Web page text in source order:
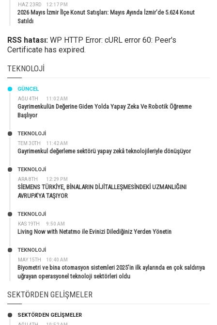
HAZ 23RD 12:17 PM
2026 Mayıs İzmir İlçe Konut Satışları: Mayıs Ayında İzmir’de 5.624 Konut
Satıldı
RSS hatası: WP HTTP Error: cURL error 60: Peer's
Certificate has expired.
TEKNOLOJI
AĞU 4TH 11:02 AM
GÜNCEL
Gayrimenkulün Değerine Giden Yolda Yapay Zeka Ve Robotik Öğrenme
Başlıyor
TEM 30TH 11:42 AM
TEKNOLOJİ
Gayrimenkul değerleme sektörü yapay zekâ teknolojileriyle dönüşüyor
ARA 8TH 12:29 PM
TEKNOLOJİ
SİEMENS TÜRKİYE, BİNALARIN DİJİTALLEŞMESİNDEKİ UZMANLIĞINI
AVRUPA’YA TAŞIYOR
KAS 19TH 9:50 AM
TEKNOLOJİ
Living Now with Netatmo ile Evinizi Dilediğiniz Yerden Yönetin
MAY 15TH 10:40 AM
TEKNOLOJİ
Biyometri ve bina otomasyon sistemleri 2025’in ilk aylarında en çok saldırıya
uğrayan operasyonel teknoloji sektörleri oldu
SEKTÖRDEN GELIŞMELER
SEKTÖRDEN GELIŞMELER